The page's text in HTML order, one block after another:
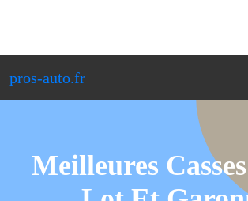
pros-auto.fr
Meilleures